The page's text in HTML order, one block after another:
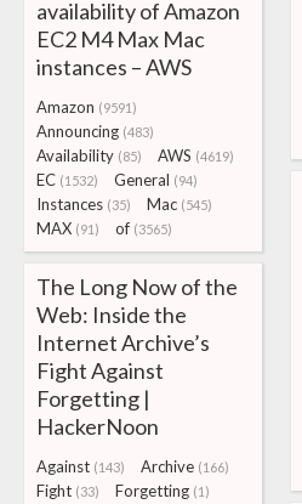
availability of Amazon
EC2 M4 Max Mac
instances – AWS
Amazon (9591)
Announcing (483)
Availability (85) AWS (4619)
EC (1532) General (94)
Instances (35) Mac (545)
MAX (91) of (3565)
The Long Now of the
Web: Inside the
Internet Archive’s
Fight Against
Forgetting |
HackerNoon
Against (143) Archive (166)
Fight (33) Forgetting (1)